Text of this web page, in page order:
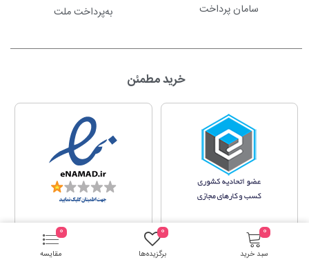
سامان پرداخت به‌پرداخت ملت
خرید مطمئن
سبد خرید
0
برگزیده‌ها
0
مقایسه
0